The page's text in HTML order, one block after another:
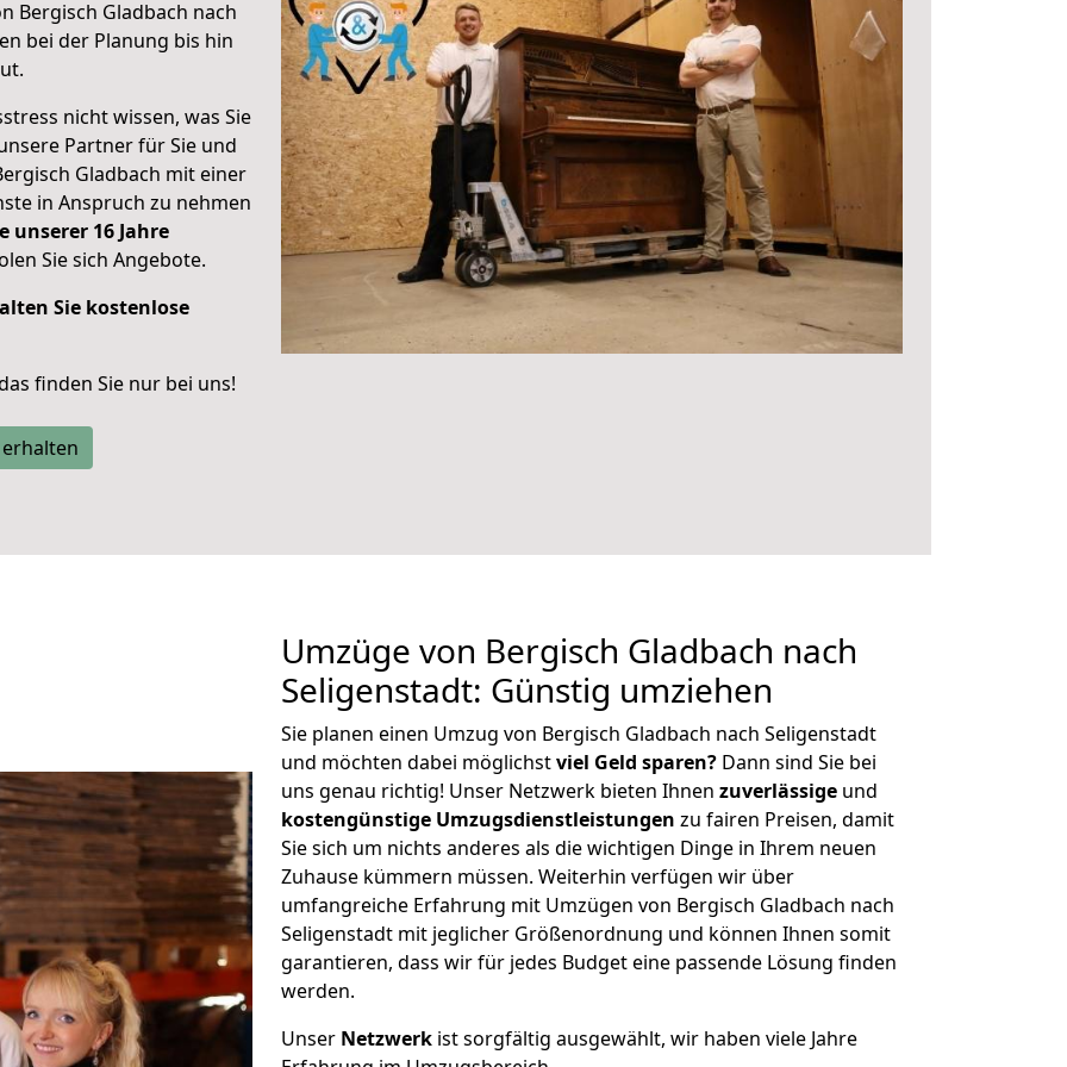
Bergisch Gladbach nach
bei der Planung bis hin
nicht wissen, was Sie
Partner für Sie und
Gladbach mit einer
in Anspruch zu nehmen
unserer 16 Jahre
Sie sich Angebote.
Sie kostenlose
finden Sie nur bei uns!
Umzüge von Bergisch Gladbach nach
Seligenstadt: Günstig umziehen
Sie planen einen Umzug von Bergisch Gladbach nach Seligenstadt
und möchten dabei möglichstviel Geld sparen? Dann sind Sie bei
uns genau richtig! Unser Netzwerk bieten Ihnen zuverlässige und
kostengünstige Umzugsdienstleistungen zu fairen Preisen, damit
Sie sich um nichts anderes als die wichtigen Dinge in Ihrem neuen
Zuhause kümmern müssen. Weiterhin verfügen wir über
umfangreiche Erfahrung mit Umzügen von Bergisch Gladbach nach
Seligenstadt mit jeglicher Größenordnung und können Ihnen somit
garantieren, dass wir für jedes Budget eine passende Lösung finden
werden.
Unser Netzwerk ist sorgfältig ausgewählt, wir haben viele Jahre